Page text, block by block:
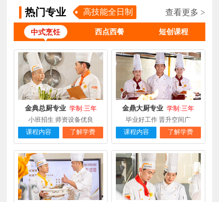
钟** 经典西点专业 福建龙岩 在线报名
柯** 经典西点专业 福建厦门 1天前 在线报名
赖**
专业
福建三明 16小时前 在线报名
陈** 大厨精英专业 福建福州 3天前 在线报名
谢** 西点店长班 福建厦门 4天前 在线报名
曾** 厨师长研修 4天前 在线报名
热门专业 高技能全日制 查看更多 >
中式烹饪 西点西餐 短创课程
金典总厨专业 学制:三年
小班招生 师资设备优良
课程内容
了解学费
金鼎大厨专业 学制:三年
毕业好工作 晋升空间广
课程内容
了解学费